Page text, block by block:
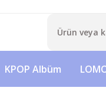
KPOP Albüm